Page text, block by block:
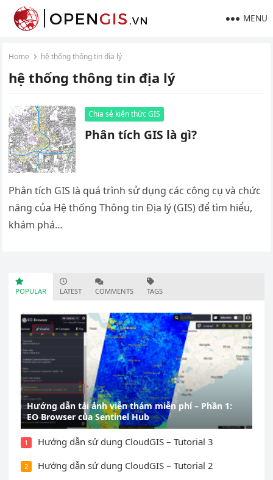
MENU
Home hệ thống thông tin địa lý
hệ thống thông tin địa lý
Chia sẻ kiến thức GIS
Phân tích GIS là gì?
Phân tích GIS là quá trình sử dụng các công cụ và chức
năng của Hệ thống Thông tin Địa lý (GIS) để tìm hiểu,
khám phá…
POPULAR LATEST COMMENTS TAGS
Hướng dẫn tải ảnh viễn thám miễn phí – Phần 1:
EO Browser của Sentinel Hub
1 Hướng dẫn sử dụng CloudGIS – Tutorial 3
2 Hướng dẫn sử dụng CloudGIS – Tutorial 2